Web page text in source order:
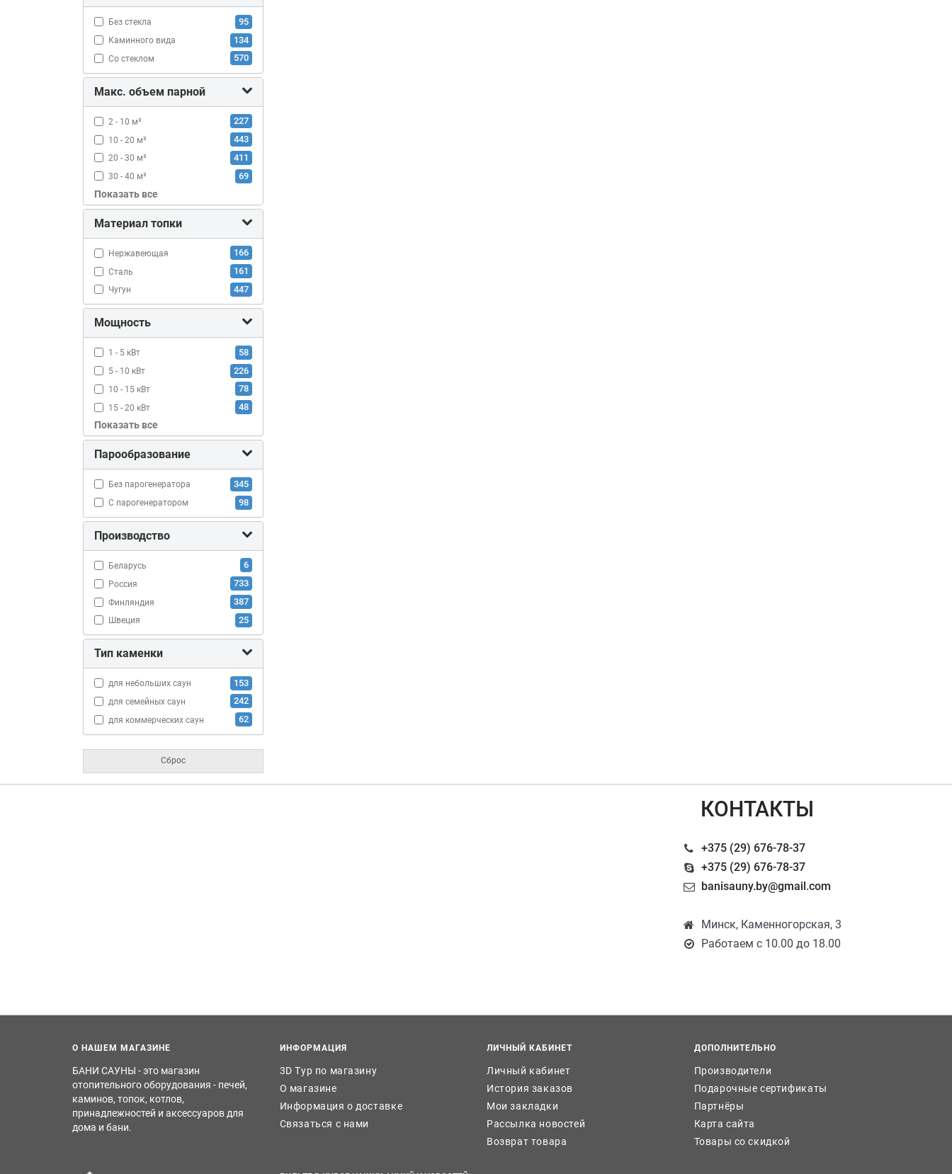
Без стекла 95
Каминного вида 134
Со стеклом 570
Макс. объем парной
2 - 10 м³ 227
10 - 20 м³ 443
20 - 30 м³ 411
30 - 40 м³ 69
больше 40 м³
Показать все
Материал топки
Нержавеющая 166
Сталь 161
Чугун 447
Мощность
1 - 5 кВт 58
5 - 10 кВт 226
10 - 15 кВт 78
15 - 20 кВт 48
20 - 25 кВт
21
больше 30 кВт
Показать все
Парообразование
Без парогенератора 345
С парогенератором 98
Производство
Беларусь 6
Россия 733
Финляндия 387
Швеция 25
Тип каменки
для небольших саун 153
для семейных саун 242
для коммерческих саун 62
Сброс
КОНТАКТЫ
+375 (29) 676-78-37
+375 (29) 676-78-37
banisauny.by@gmail.com
Минск, Каменногорская, 3
Работаем с 10.00 до 18.00
О НАШЕМ МАГАЗИНЕ
БАНИ САУНЫ - это магазин
отопительного оборудования - печей,
каминов, топок, котлов,
принадлежностей и аксессуаров для
дома и бани.
ИНФОРМАЦИЯ
3D Тур по магазину
О магазине
Информация о доставке
Связаться с нами
ЛИЧНЫЙ КАБИНЕТ
Личный кабинет
История заказов
Мои закладки
Рассылка новостей
Возврат товара
ДОПОЛНИТЕЛЬНО
Производители
Подарочные сертификаты
Партнёры
Карта сайта
Товары со скидкой